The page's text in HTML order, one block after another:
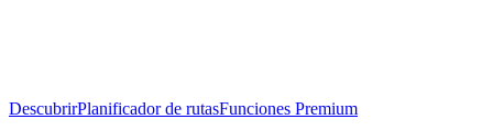
DescubrirPlanificador de rutasFunciones Premium